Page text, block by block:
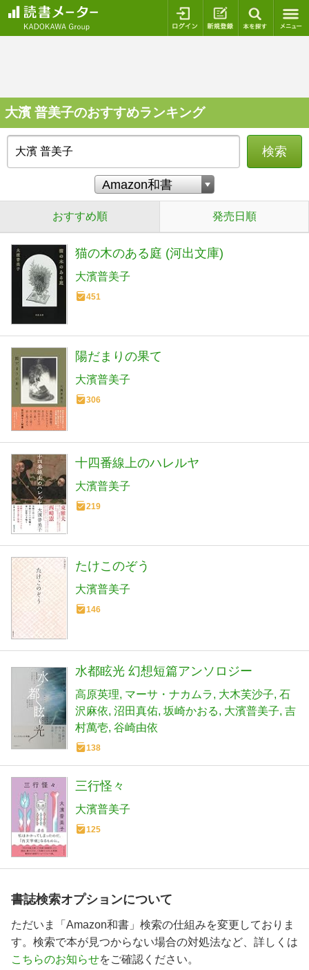
ログイン 新規登録
大濱 普美子のおすすめランキング
検索
おすすめ順 発売日順
猫の木のある庭 (河出文庫)
大濱普美子
451
陽だまりの果て
大濱普美子
306
十四番線上のハレルヤ
大濱普美子
219
たけこのぞう
大濱普美子
146
水都眩光 幻想短篇アンソロジー
高原英理 マーサ・ナカムラ 大木芙沙子 石
沢麻依 沼田真佑 坂崎かおる 大濱普美子 吉
村萬壱 谷崎由依
138
三行怪々
大濱普美子
125
書誌検索オプションについて
ただいま「Amazon和書」検索の仕組みを変更しておりま
す。検索で本が見つからない場合の対処法など、詳しくは
こちらのお知らせをご確認ください。